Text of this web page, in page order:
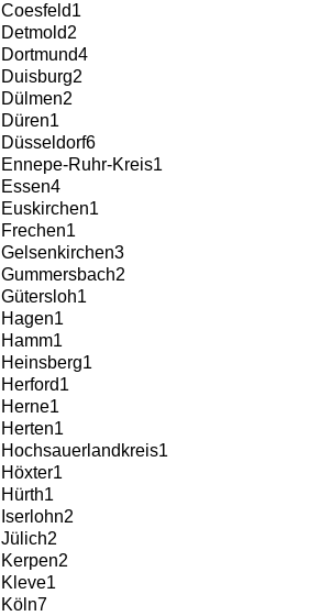
Coesfeld1
Detmold2
Dortmund4
Duisburg2
Dülmen2
Düren1
Düsseldorf6
Ennepe-Ruhr-Kreis1
Essen4
Euskirchen1
Frechen1
Gelsenkirchen3
Gummersbach2
Gütersloh1
Hagen1
Hamm1
Heinsberg1
Herford1
Herne1
Herten1
Hochsauerlandkreis1
Höxter1
Hürth1
Iserlohn2
Jülich2
Kerpen2
Kleve1
Köln7